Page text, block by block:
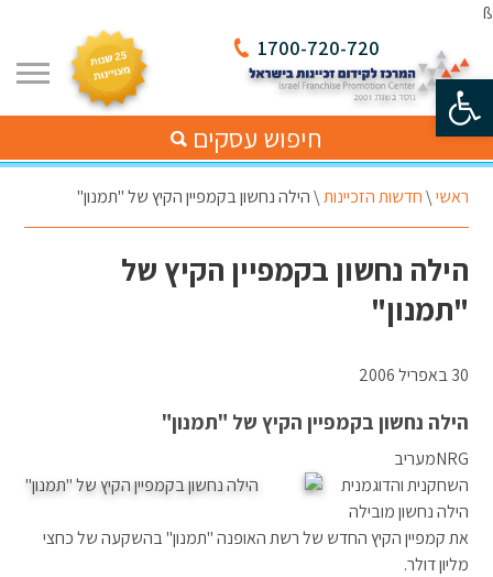
פתח סרגל נגישות
ß
1700-720-720
חיפוש עסקים
ראשי\חדשות הזכיינות\הילה נחשון בקמפיין הקיץ של "תמנון"
הילה נחשון בקמפיין הקיץ של
"תמנון"
30 באפריל 2006
הילה נחשון בקמפיין הקיץ של "תמנון"
NRGמעריב
השחקנית והדוגמנית
הילה נחשון מובילה
את קמפיין הקיץ החדש של רשת האופנה "תמנון" בהשקעה של כחצי
מליון דולר.